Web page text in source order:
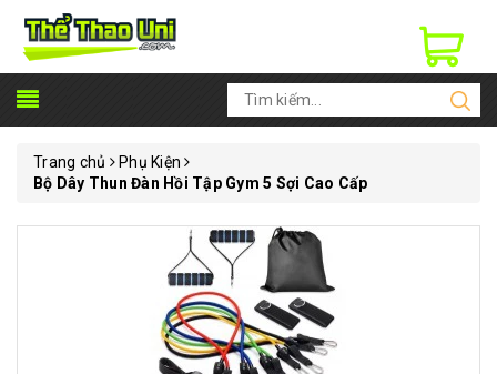
Trang chủ
Phụ Kiện
Bộ Dây Thun Đàn Hồi Tập Gym 5 Sợi Cao Cấp